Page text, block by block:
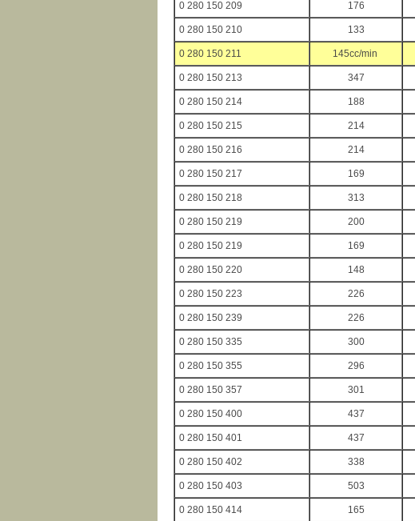
0 280 150 209 176
0 280 150 210 133
0 280 150 211 145cc/min
0 280 150 213 347
0 280 150 214 188
0 280 150 215 214
0 280 150 216 214
0 280 150 217 169
0 280 150 218 313
0 280 150 219 200
0 280 150 219 169
0 280 150 220 148
0 280 150 223 226
0 280 150 239 226
0 280 150 335 300
0 280 150 355 296
0 280 150 357 301
0 280 150 400 437
0 280 150 401 437
0 280 150 402 338
0 280 150 403 503
0 280 150 414 165